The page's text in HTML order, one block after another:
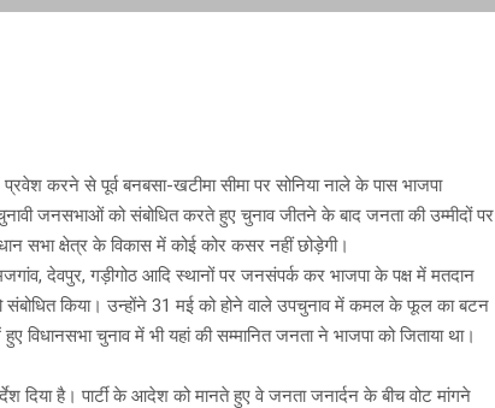
करने से पूर्व बनबसा-खटीमा सीमा पर सोनिया नाले के पास भाजपा
जनसभाओं को संबोधित करते हुए चुनाव जीतने के बाद जनता की उम्मीदों पर
सभा क्षेत्र के विकास में कोई कोर कसर नहीं छोड़ेगी।
देवपुर, गड़ीगोठ आदि स्थानों पर जनसंपर्क कर भाजपा के पक्ष में मतदान
किया। उन्होंने 31 मई को होने वाले उपचुनाव में कमल के फूल का बटन
विधानसभा चुनाव में भी यहां की सम्मानित जनता ने भाजपा को जिताया था।
दिया है। पार्टी के आदेश को मानते हुए वे जनता जनार्दन के बीच वोट मांगने